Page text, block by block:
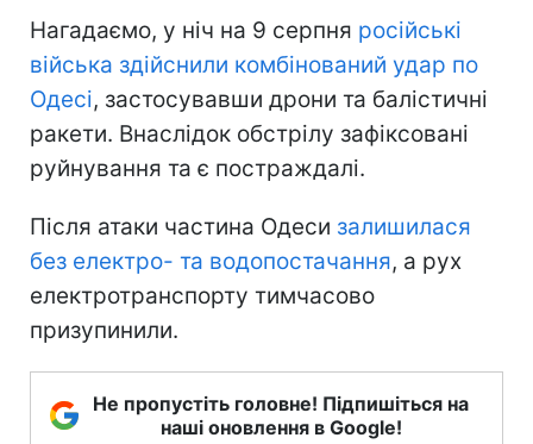
Нагадаємо, у ніч на 9 серпня російські
війська здійснили комбінований удар по
Одесі, застосувавши дрони та балістичні
ракети. Внаслідок обстрілу зафіксовані
руйнування та є постраждалі.
Після атаки частина Одеси залишилася
без електро- та водопостачання, а рух
електротранспорту тимчасово
призупинили.
Не пропустіть головне! Підпишіться на
наші оновлення в Google!